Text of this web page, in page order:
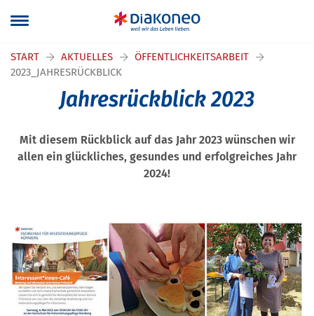
START AKTUELLES
ÖFFENTLICHKEITSARBEIT
2023_JAHRESRÜCKBLICK
Jahresrückblick 2023
Mit diesem Rückblick auf das Jahr 2023 wünschen wir
allen ein glückliches, gesundes und erfolgreiches Jahr
2024!